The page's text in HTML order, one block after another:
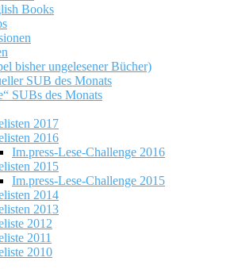
Books
bisher ungelesener Bücher)
SUB des Monats
SUBs des Monats
2017
2016
Im.press-Lese-Challenge 2016
2015
Im.press-Lese-Challenge 2015
2014
2013
2012
2011
2010